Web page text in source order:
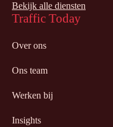
Bekijk alle diensten
Traffic Today
Over ons
Ons team
Werken bij
Insights